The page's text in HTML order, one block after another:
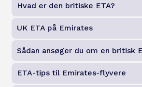
Hvad er den britiske ETA?
UK ETA på Emirates
Sådan ansøger du om en britisk
ETA-tips til Emirates-flyvere